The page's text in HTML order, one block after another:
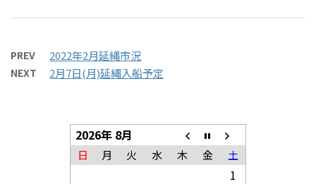
PREV 2022年2月延縄市況
NEXT 2月7日(月)延縄入船予定
2026年 8月
日 月 火 水 木 金 土
1